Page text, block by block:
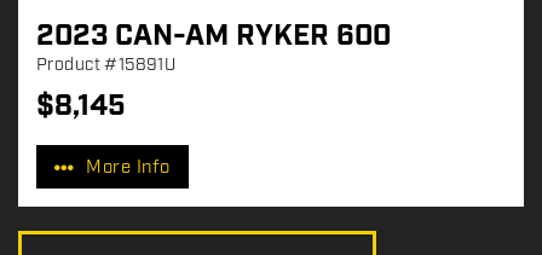
2023 CAN-AM RYKER 600
Product#15891U
P
r
c
$8,145
More Info